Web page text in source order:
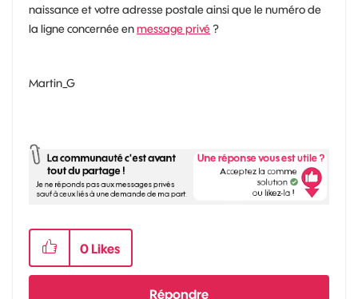
naissance et votre adresse postale ainsi que le numéro de
la ligne concernée enmessage privé ?
Martin_G
0 Likes
Répondre